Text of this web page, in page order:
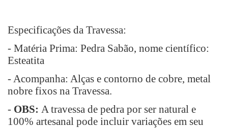
Especificações da Travessa:
- Matéria Prima: Pedra Sabão, nome científico:
Esteatita
- Acompanha: Alças e contorno de cobre, metal
nobre fixos na Travessa.
- OBS: A travessa de pedra por ser natural e
100% artesanal pode incluir variações em seu